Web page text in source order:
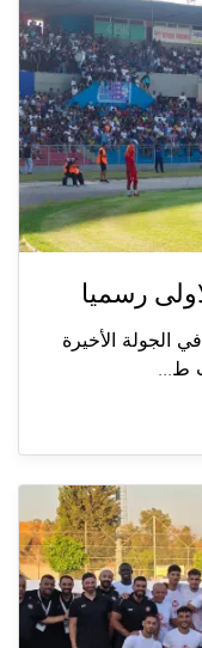
رسميا
على السلام زغرتا 1-0، في الجولة الأخيرة
ط...